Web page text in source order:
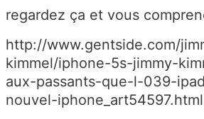
regardez ça et vous
http://www.gentside.com/
kimmel/iphone-5s-jimmy-
aux-passants-que-l-039-
nouvel-iphone_art54597.html